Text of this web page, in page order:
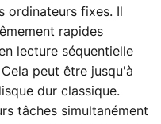
fixes. Il
rapides
lecture séquentielle
peut être jusqu'à
dur classique.
tâches simultanément